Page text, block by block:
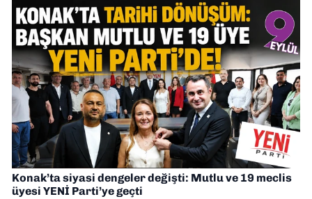
Konak’ta siyasi dengeler değişti: Mutlu ve 19 meclis
üyesi YENİ Parti’ye geçti